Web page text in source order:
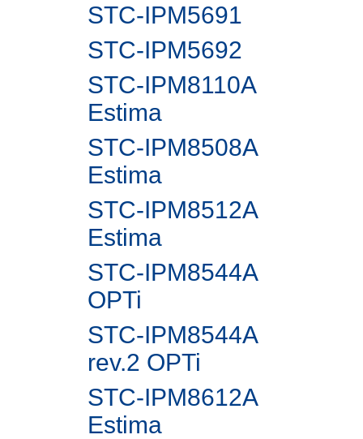
STC-IPM5691
STC-IPM5692
STC-IPM8110A
Estima
STC-IPM8508A
Estima
STC-IPM8512A
Estima
STC-IPM8544A
OPTi
STC-IPM8544A
rev.2 OPTi
STC-IPM8612A
Estima